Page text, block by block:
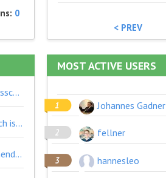
0
< PREV
Systematische Trendanalyse und Vorausschau, basierend darauf Szenarioentwicklung und folglich die szenariospezifische Ausarbeitung verbindlicher, wertebasierter Bewertungskriterien und Maßnahmen in einem Beteiligungsprozess der verschiedenen Anspruchsgruppen bis hin zu Regulativen und Gesetzen, die dann im Falle des Falles über einen Krisenmechanismus der Regierung (und des Parlamentes) rasch implementiert werden können.
Entkoppelung vom Ressourcenverbrauch ist jedenfalls eine Bedingung. Was ist so schön am Wachstum, dass das die zentrale Zielgröße sein soll? Sollte das nicht eher die Restgröße auf dem Weg zu einem nachhaltigen Gesellschafts- und Wirtschaftssystem sein, das versucht u.a. die hier gelisteten Kollateralschäden zu beseitigen?
Mein Eindruck ist, dass wir eine zunehmende Polarisierung erleben und der Wertekonsens immer schmaler wird. Wie kommt man zu diesem Konsens bzw. zu dieser Hierarchie?
MOST ACTIVE USERS
Johannes Gadner
fellner
hannesleo